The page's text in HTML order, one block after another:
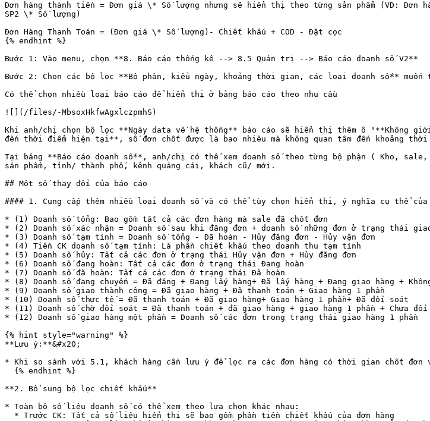
Đơn hàng thành tiền = Đơn giá \* Số lượng nhưng sẽ hiển thị theo từng sản phẩm (VD:
SP2 \* Số lượng)
Đơn Hàng Thanh Toán = (Đơn giá \* Số lượng)- Chiết khấu + COD - Đặt cọc
{% endhint %}
Bước 1: Vào menu, chọn **8. Báo cáo thống kê --> 8.5 Quản trị --> Báo cáo doanh số V2**
Bước 2: Chọn các bộ lọc **Bộ phận, kiểu ngày, khoảng thời gian, các loại doanh số** muốn
Có thể chọn nhiều loại báo cáo để hiển thị ở bảng báo cáo theo nhu cầu
![](/files/-MbsoxHkfwAgxlczpmhS)
Khi anh/chị chọn bộ lọc **Ngày data về hệ thống** báo cáo sẽ hiển thị thêm ô
đến thời điểm hiện tại**, số đơn chốt được là bao nhiêu mà không quan tâm đến khoảng thời
Tại bảng **Báo cáo doanh số**, anh/chị có thể xem doanh số theo từng bộ phận ( Kho,
sản phẩm, tỉnh/ thành phố, kênh quảng cái, khách cũ/ mới.
## Một số thay đổi của báo cáo
#### 1. Cung cấp thêm nhiều loại doanh số và có thể tùy chọn hiển thị, ý nghĩa cụ thể
* (1) Doanh số tổng: Bao gồm tất cả các đơn hàng mà sale đã chốt đơn
* (2) Doanh số xác nhận = Doanh số sau khi đăng đơn + doanh số những đơn ở trạng thái
* (3) Doanh số tạm tính = Doanh số tổng - Đã hoàn - Hủy đăng đơn - Hủy vận đơn
* (4) Tiền CK doanh số tạm tính: Là phần chiết khấu theo doanh thu tạm tính
* (5) Doanh số hủy: Tất cả các đơn ở trạng thái Hủy vận đơn + Hủy đăng đơn
* (6) Doanh số đang hoàn: Tất cả các đơn ở trạng thái Đang hoàn
* (7) Doanh số đã hoàn: Tất cả các đơn ở trạng thái Đã hoàn
* (8) Doanh số đang chuyển = Đã đăng + Đang lấy hàng+ Đã lấy hàng + Đang giao hàng +
* (9) Doanh số giao thành công = Đã giao hàng + Đã thanh toán + Giao hàng 1 phần
* (10) Doanh số thực tế = Đã thanh toán + Đã giao hàng+ Giao hàng 1 phần+ Đã đối soát
* (11) Doanh số chờ đối soát = Đã thanh toán + đã giao hàng + giao hàng 1 phần + Chưa
* (12) Doanh số giao hàng một phần = Doanh số các đơn trong trạng thái giao hàng 1 phần
{% hint style="warning" %}
**Lưu ý:**&#x20;
* Khi so sánh với 5.1, khách hàng cần lưu ý để lọc ra các đơn hàng có thời gian chốt đơn
**2. Bổ sung bộ lọc chiết khấu**
* Toàn bộ số liệu doanh số có thể xem theo lựa chọn khác nhau: